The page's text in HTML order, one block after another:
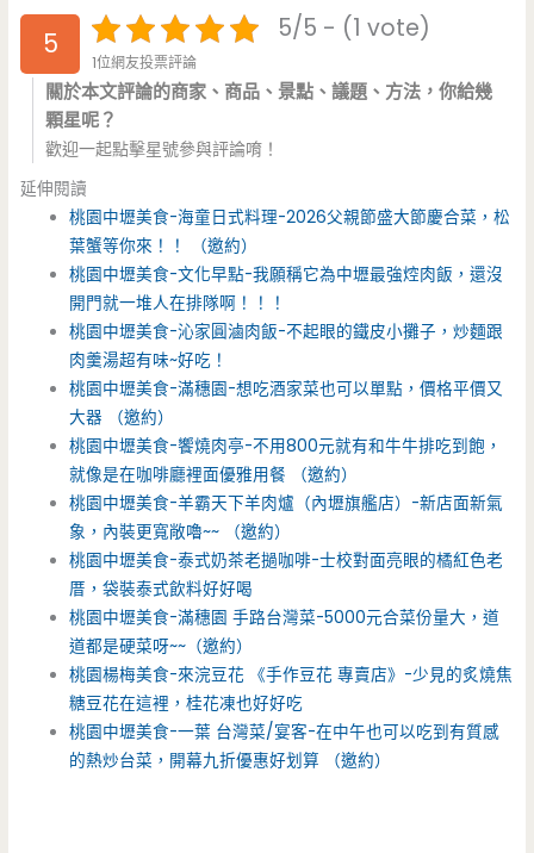
5 5/5 - (1 vote)
1位網友投票評論
關於本文評論的商家、商品、景點、議題、方法，你給幾
顆星呢？
歡迎一起點擊星號參與評論唷！
延伸閱讀
桃園中壢美食-海童日式料理-2026父親節盛大節慶合菜，松
葉蟹等你來！！ （邀約）
桃園中壢美食-文化早點-我願稱它為中壢最強焢肉飯，還沒
開門就一堆人在排隊啊！！！
桃園中壢美食-沁家圓滷肉飯-不起眼的鐵皮小攤子，炒麵跟
肉羹湯超有味~好吃！
桃園中壢美食-滿穗園-想吃酒家菜也可以單點，價格平價又
大器 （邀約）
桃園中壢美食-饗燒肉亭-不用800元就有和牛牛排吃到飽，
就像是在咖啡廳裡面優雅用餐 （邀約）
桃園中壢美食-羊霸天下羊肉爐（內壢旗艦店）-新店面新氣
象，內裝更寬敞嚕~~ （邀約）
桃園中壢美食-泰式奶茶老撾咖啡-士校對面亮眼的橘紅色老
厝，袋裝泰式飲料好好喝
桃園中壢美食-滿穗園 手路台灣菜-5000元合菜份量大，道
道都是硬菜呀~~（邀約）
桃園楊梅美食-來浣豆花 《手作豆花 專賣店》-少見的炙燒焦
糖豆花在這裡，桂花凍也好好吃
桃園中壢美食-一葉 台灣菜/宴客-在中午也可以吃到有質感
的熱炒台菜，開幕九折優惠好划算 （邀約）